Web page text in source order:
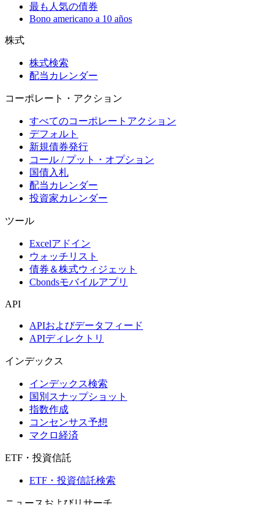
最も人気の債券
Bono americano a 10 años
株式
株式検索
配当カレンダー
コーポレート・アクション
すべてのコーポレートアクション
デフォルト
新規債券発行
コール / プット・オプション
国債入札
配当カレンダー
投資家カレンダー
ツール
Excelアドイン
ウォッチリスト
債券＆株式ウィジェット
Cbondsモバイルアプリ
API
APIおよびデータフィード
APIディレクトリ
インデックス
インデックス検索
国別スナップショット
指数作成
コンセンサス予想
マクロ経済
ETF・投資信託
ETF・投資信託検索
ニュースおよびリサーチ